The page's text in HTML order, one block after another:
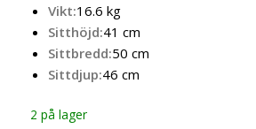
Vikt:16.6 kg
Sitthöjd:41 cm
Sittbredd:50 cm
Sittdjup:46 cm
2 på lager